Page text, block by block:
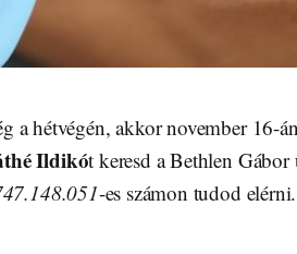
a hétvégén, akkor november 16-
Ildikót keresd a Bethlen
-es számon tudod elérni.